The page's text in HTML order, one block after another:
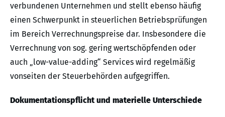
verbundenen Unternehmen und stellt ebenso häufig
einen Schwerpunkt in steuerlichen Betriebsprüfungen
im Bereich Verrechnungspreise dar. Insbesondere die
Verrechnung von sog. gering wertschöpfenden oder
auch „low-value-adding“ Services wird regelmäßig
vonseiten der Steuerbehörden aufgegriffen.
Dokumentationspflicht und materielle Unterschiede